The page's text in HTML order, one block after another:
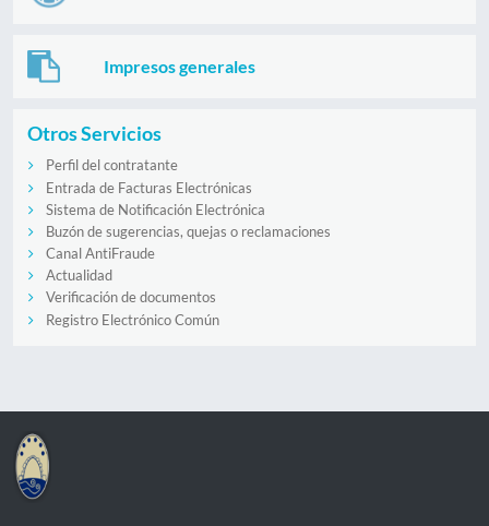
Impresos generales
Otros Servicios
Perfil del contratante
Entrada de Facturas Electrónicas
Sistema de Notificación Electrónica
Buzón de sugerencias, quejas o reclamaciones
Canal AntiFraude
Actualidad
Verificación de documentos
Registro Electrónico Común